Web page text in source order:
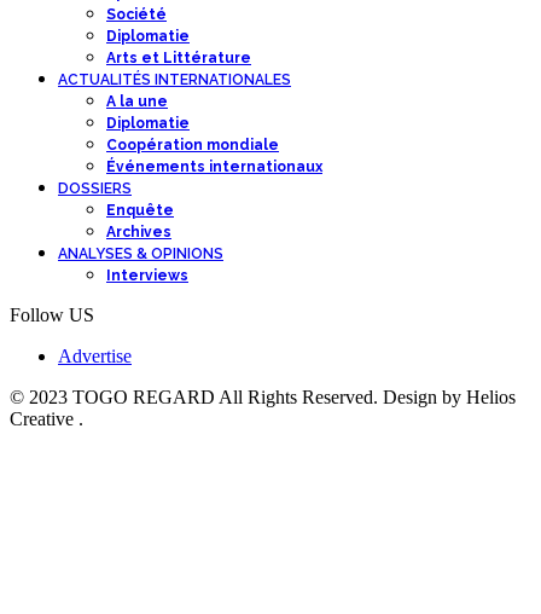
Société
Diplomatie
Arts et Littérature
ACTUALITÉS INTERNATIONALES
A la une
Diplomatie
Coopération mondiale
Événements internationaux
DOSSIERS
Enquête
Archives
ANALYSES & OPINIONS
Interviews
Follow US
Advertise
© 2023 TOGO REGARD All Rights Reserved. Design by Helios
Creative .